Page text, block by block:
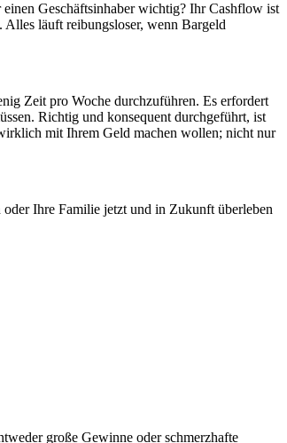
Geschäftsinhaber wichtig? Ihr Cashflow ist
Alles läuft reibungsloser, wenn Bargeld
Zeit pro Woche durchzuführen. Es erfordert
Richtig und konsequent durchgeführt, ist
mit Ihrem Geld machen wollen; nicht nur
Ihre Familie jetzt und in Zukunft überleben
große Gewinne oder schmerzhafte